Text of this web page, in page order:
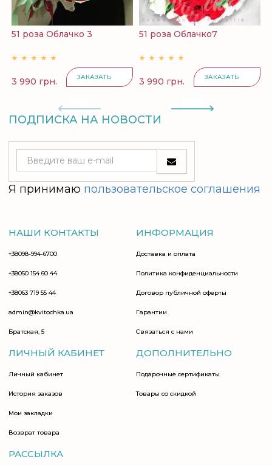
51 роза Облачко 3
3 990 грн. ЗАКАЗАТЬ
51 роза Облачко7
3 990 грн. ЗАКАЗАТЬ
ПОДПИСКА НА НОВОСТИ
Я принимаю пользовательское соглашения
НАШИ КОНТАКТЫ
+38098-994-6700
+38050 154 60 44
+38063 719 55 44
admin@kvitochka.ua
Братская, 5
ИНФОРМАЦИЯ
Доставка и оплата
Политика конфиденциальности
Договор публичной оферты
Гарантии
Связаться с нами
ЛИЧНЫЙ КАБИНЕТ
Личный кабинет
История заказов
Мои закладки
Возврат товара
ДОПОЛНИТЕЛЬНО
Подарочные сертификаты
Товары со скидкой
РАССЫЛКА